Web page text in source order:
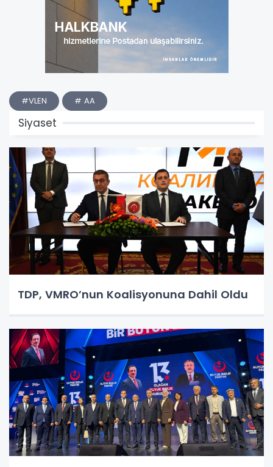
#VLEN # AA
Siyaset
TDP, VMRO’nun Koalisyonuna Dahil Oldu